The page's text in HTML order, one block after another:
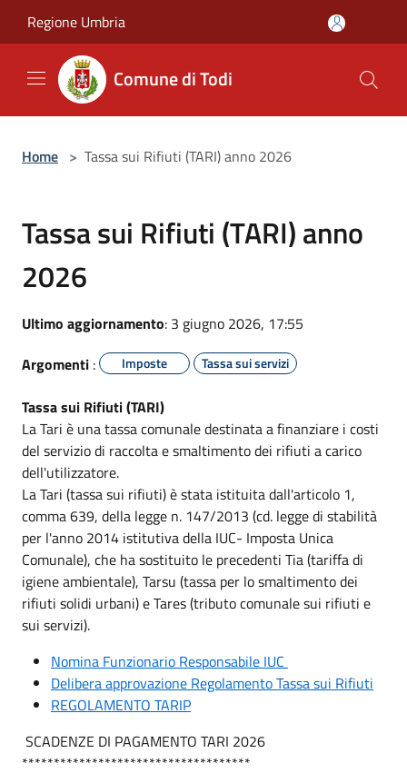
Regione Umbria
Comune di Todi
Home > Tassa sui Rifiuti (TARI) anno 2026
Tassa sui Rifiuti (TARI) anno
2026
Ultimo aggiornamento: 3 giugno 2026, 17:55
Argomenti : Imposte Tassa sui servizi
Tassa sui Rifiuti (TARI)
La Tari è una tassa comunale destinata a finanziare i costi
del servizio di raccolta e smaltimento dei rifiuti a carico
dell'utilizzatore.
La Tari (tassa sui rifiuti) è stata istituita dall'articolo 1,
comma 639, della legge n. 147/2013 (cd. legge di stabilità
per l'anno 2014 istitutiva della IUC- Imposta Unica
Comunale), che ha sostituito le precedenti Tia (tariffa di
igiene ambientale), Tarsu (tassa per lo smaltimento dei
rifiuti solidi urbani) e Tares (tributo comunale sui rifiuti e
sui servizi).
Nomina Funzionario Responsabile IUC
Delibera approvazione Regolamento Tassa sui Rifiuti
REGOLAMENTO TARIP
SCADENZE DI PAGAMENTO TARI 2026
************************************